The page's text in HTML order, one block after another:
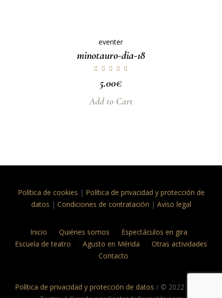
eventer
minotauro-dia-18
5.00€
Add to Cart
Política de cookies | Política de privacidad y protección de
datos | Condiciones de contratación | Aviso legal
Inicio Quiénes somos
Espectáculos en gira
Escuela de teatro
Agusto en Mérida
Otras actividades
Contacto
Política de privacidad y protección de datos / © 2022 Taptc?